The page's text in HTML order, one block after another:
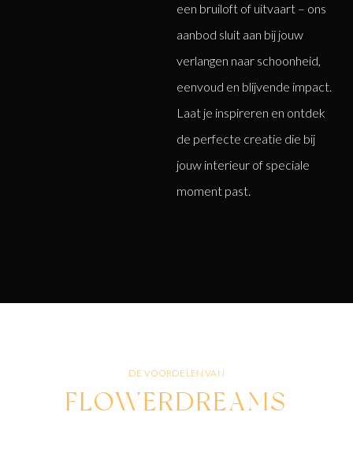
een bruiloft of uitvaart – ons
aanbod sluit aan bij jouw
verlangen naar schoonheid,
eenvoud en blijvende impact.
Laat je inspireren en ontdek
de perfecte creatie die bij
jouw interieur of speciale
moment past.
DE VOORDELEN VAN
FLOWERDREAMS